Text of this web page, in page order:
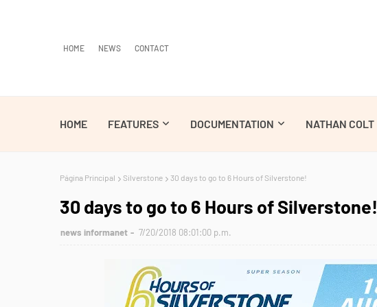
HOME NEWS CONTACT
HOME FEATURES DOCUMENTATION NATHAN COLT
Página Principal Silverstone 30 days to go to 6 Hours of Silverstone!
30 days to go to 6 Hours of Silverstone!
news informanet 7/20/2018 08:01:00 p.m.